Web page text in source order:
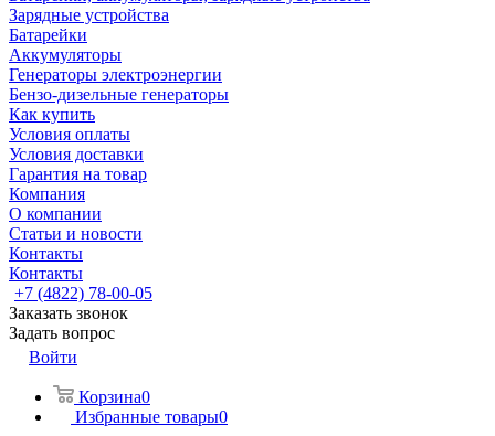
Зарядные устройства
Батарейки
Аккумуляторы
Генераторы электроэнергии
Бензо-дизельные генераторы
Как купить
Условия оплаты
Условия доставки
Гарантия на товар
Компания
О компании
Статьи и новости
Контакты
Контакты
+7 (4822) 78-00-05
Заказать звонок
Задать вопрос
Войти
Корзина0
Избранные товары0